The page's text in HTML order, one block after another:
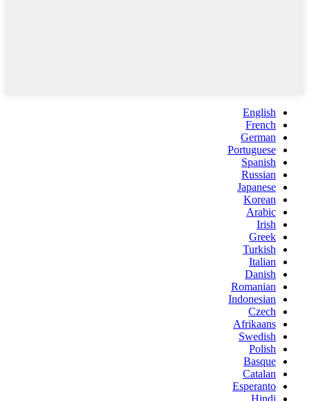
English
French
German
Portuguese
Spanish
Russian
Japanese
Korean
Arabic
Irish
Greek
Turkish
Italian
Danish
Romanian
Indonesian
Czech
Afrikaans
Swedish
Polish
Basque
Catalan
Esperanto
Hindi